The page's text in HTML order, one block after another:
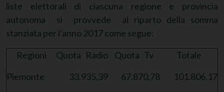
liste elettorali di ciascuna regione e provincia
autonoma si provvede al riparto della somma
stanziata per l’anno 2017 come segue:
Regioni
Quota Radio Quota Tv
Totale
Piemonte
33.935,39 67.870,78
101.806,17